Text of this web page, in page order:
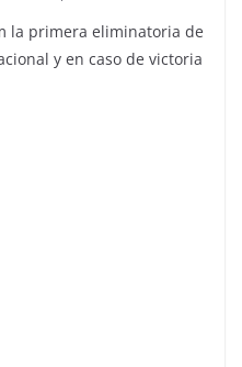
la primera eliminatoria de
y en caso de victoria